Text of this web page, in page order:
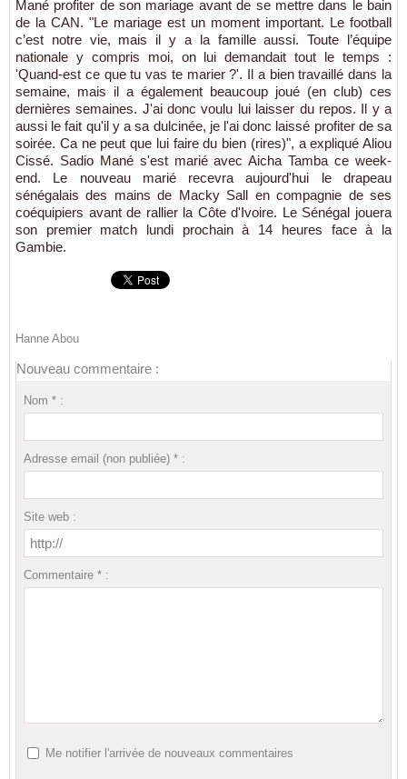
Mané profiter de son mariage avant de se mettre dans le bain
de la CAN. "Le mariage est un moment important. Le football
c’est notre vie, mais il y a la famille aussi. Toute l’équipe
nationale y compris moi, on lui demandait tout le temps :
'Quand-est ce que tu vas te marier ?'. Il a bien travaillé dans la
semaine, mais il a également beaucoup joué (en club) ces
dernières semaines. J'ai donc voulu lui laisser du repos. Il y a
aussi le fait qu'il y a sa dulcinée, je l'ai donc laissé profiter de sa
soirée. Ca ne peut que lui faire du bien (rires)", a expliqué Aliou
Cissé. Sadio Mané s'est marié avec Aicha Tamba ce week-
end. Le nouveau marié recevra aujourd'hui le drapeau
sénégalais des mains de Macky Sall en compagnie de ses
coéquipiers avant de rallier la Côte d'Ivoire. Le Sénégal jouera
son premier match lundi prochain à 14 heures face à la
Gambie.
Hanne Abou
Nouveau commentaire :
Nom * :
Adresse email (non publiée) * :
Site web :
Commentaire * :
Me notifier l'arrivée de nouveaux commentaires